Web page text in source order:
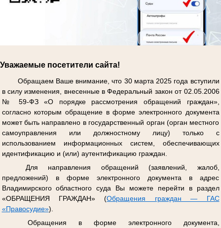
Уважаемые посетители сайта!
Обращаем Ваше внимание, что 30 марта 2025 года вступили
в силу изменения, внесенные в Федеральный закон от 02.05.2006
№ 59-ФЗ «О порядке рассмотрения обращений граждан»,
согласно которым обращение в форме электронного документа
может быть направлено в государственный орган (орган местного
самоуправления или должностному лицу) только с
использованием информационных систем, обеспечивающих
идентификацию и (или) аутентификацию граждан.
Для направления обращений (заявлений, жалоб,
предложений) в форме электронного документа в адрес
Владимирского областного суда Вы можете перейти в раздел
«ОБРАЩЕНИЯ ГРАЖДАН» (Обращения граждан — ГАС
«Правосудие»).
Обращения в форме электронного документа,